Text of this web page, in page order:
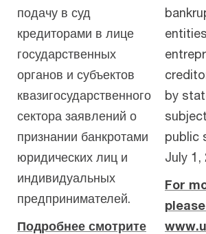
подачу в суд
кредиторами в лице
государственных
органов и субъектов
квазигосударственного
сектора заявлений о
признании банкротами
юридических лиц и
индивидуальных
предпринимателей.
Подробнее смотрите
by
public
July 1,
For